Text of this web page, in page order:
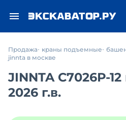
Продажа краны подъемные
jinnta в москве
JINNTA С7026Р-
2026 г.в.